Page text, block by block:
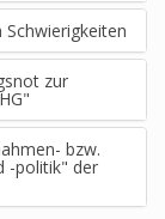
zur
bzw.
-politik" der